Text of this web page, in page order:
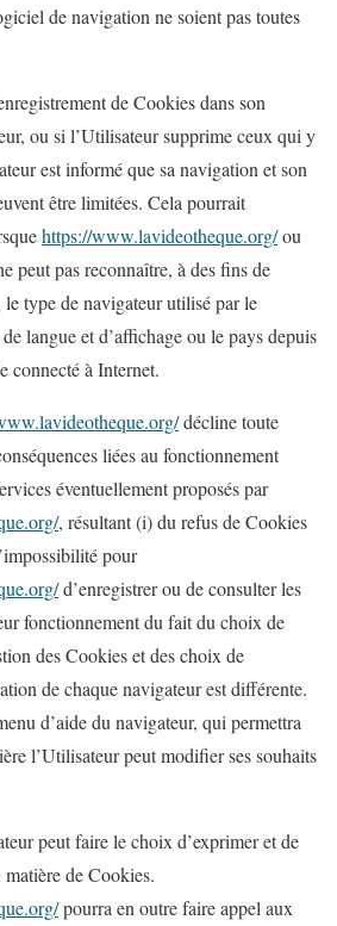
de navigation ne soient pas toutes
de Cookies dans son
ou si l’Utilisateur supprime ceux qui y
est informé que sa navigation et son
être limitées. Cela pourrait
https://www.lavideotheque.org/ou
peut pas reconnaître, à des fins de
type de navigateur utilisé par le
langue et d’affichage ou le pays depuis
connecté à Internet.
décline toute
liées au fonctionnement
éventuellement proposés par
, résultant (i) du refus de Cookies
pour
d’enregistrer ou de consulter les
fonctionnement du fait du choix de
des Cookies et des choix de
de chaque navigateur est différente.
d’aide du navigateur, qui permettra
l’Utilisateur peut modifier ses souhaits
peut faire le choix d’exprimer et de
de Cookies.
pourra en outre faire appel aux